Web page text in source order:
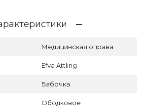
Медицинская оправа
Efva Attling
Бабочка
Ободковое